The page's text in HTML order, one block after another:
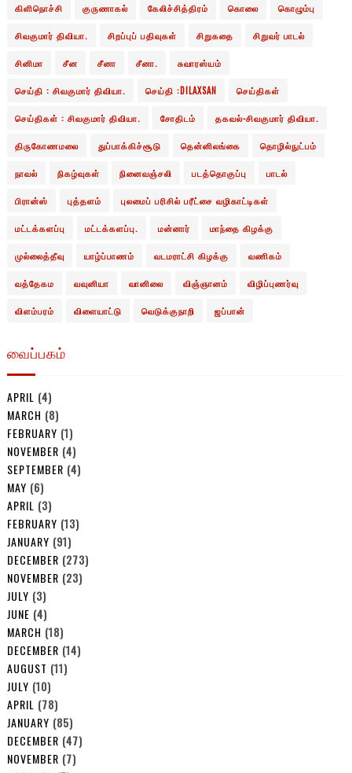
கிளிநொச்சி குருணாகல் கேலிச்சித்திரம் கொலை கொழும்பு
சிவகுமார் திவியா. சிறப்புப் பதிவுகள் சிறுகதை சிறுவர் பாடல்
சினிமா சீன சீனா சீனா. சுவாரஸ்யம்
செய்தி : சிவகுமார் திவியா. செய்தி :DILAXSAN செய்திகள்
செய்திகள் : சிவகுமார் திவியா. சோதிடம் தகவல்-சிவகுமார் திவியா.
திருகோணமலை துப்பாக்கிச்சூடு தென்னிலங்கை தொழில்நுட்பம்
நாவல் நிகழ்வுகள் நினைவஞ்சலி படத்தொகுப்பு பாடல்
பிரான்ஸ் புத்தளம் புலமைப் பரிசில் பரீட்சை வழிகாட்டிகள்
மட்டக்களப்பு மட்டக்களப்பு. மன்னார் மாந்தை கிழக்கு
முல்லைத்தீவு யாழ்ப்பாணம் வடமராட்சி கிழக்கு வணிகம்
வத்தேகம வவுனியா வானிலை விஞ்ஞானம் விழிப்புணர்வு
விளம்பரம் விளையாட்டு வெடுக்குநாறி ஜப்பான்
வைப்பகம்
APRIL (4)
MARCH (8)
FEBRUARY (1)
NOVEMBER (4)
SEPTEMBER (4)
MAY (6)
APRIL (3)
FEBRUARY (13)
JANUARY (91)
DECEMBER (273)
NOVEMBER (23)
JULY (3)
JUNE (4)
MARCH (18)
DECEMBER (14)
AUGUST (11)
JULY (10)
APRIL (78)
JANUARY (85)
DECEMBER (47)
NOVEMBER (7)